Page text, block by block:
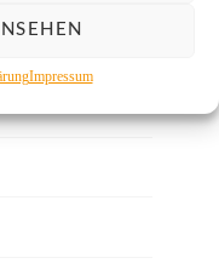
Impressum